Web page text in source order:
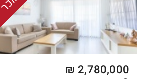
2,780,000 ₪